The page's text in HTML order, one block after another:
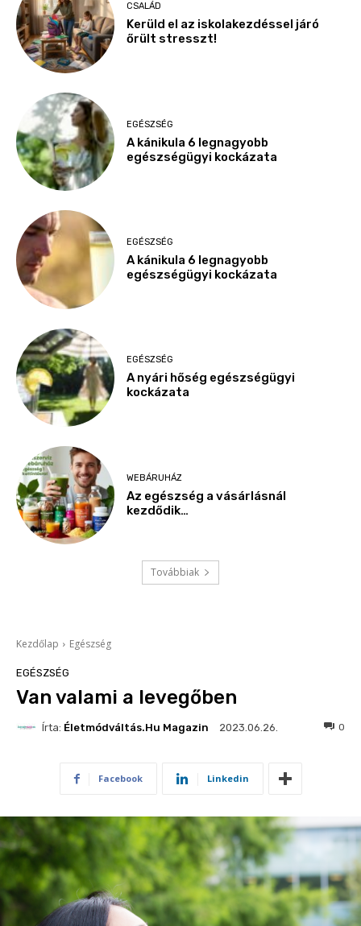
CSALÁD
Kerüld el az iskolakezdéssel járó
őrült stresszt!
EGÉSZSÉG
A kánikula 6 legnagyobb
egészségügyi kockázata
EGÉSZSÉG
A kánikula 6 legnagyobb
egészségügyi kockázata
EGÉSZSÉG
A nyári hőség egészségügyi
kockázata
WEBÁRUHÁZ
Az egészség a vásárlásnál
kezdődik…
Továbbiak